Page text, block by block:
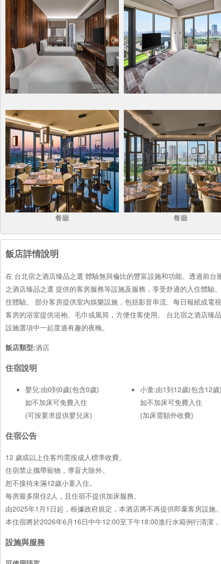
餐廳 餐廳
飯店詳情說明
在 台北宿之酒店臻品之選 體驗無與倫比的豐富設施和功能。透過前
之酒店臻品之選 提供的客房服務等設施及服務，享受舒適的入住體
住體驗。 部分客房提供室內娛樂設施，包括影音串流、每日報紙或
客房的浴室提供浴袍、毛巾或風筒，方便住客使用。 台北宿之酒店
設施選項中一起度過有趣的夜晚。
飯店類型:酒店
住宿說明
嬰兒:由0到0歲(包含0歲)
如不加床可免費入住
(可按要求提供嬰兒床)
小童:由1到12歲(包含12
如不加床可免費入住
(加床需額外收費)
住宿公告
12 歲或以上住客均需按成人標準收費。
住宿禁止攜帶寵物，導盲犬除外。
恕不接待未滿12歲小童入住。
每房最多限住2人，且住宿不提供加床服務。
由2025年1月1日起，根據政府規定，本酒店將不再提供即棄客房設
本住宿將於2026年6月16日中午12:00至下午18:00進行水箱例行清潔
設施與服務